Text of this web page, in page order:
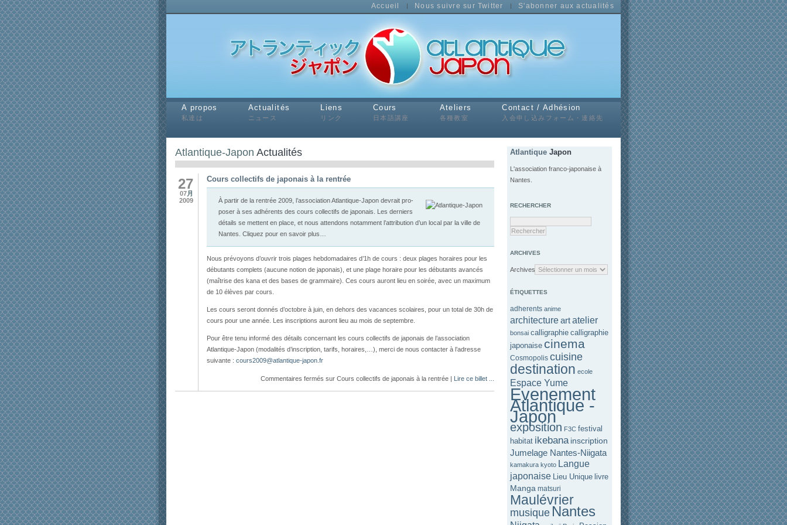
Accueil Nous suivre sur Twitter S'abonner aux actualités
A propos
私達は
Actualités
ニュース
Liens
リンク
Cours
日本語講座
Ateliers
各種教室
Contact / Adhésion
入会申し込みフォーム・連絡先
Atlantique-Japon Actualités
27
07月
2009
Cours collectifs de japonais à la rentrée
À par­tir de la ren­trée 2009, l’association Atlantique-​​Japon devrait pro­
poser à ses adhérents des cours col­lec­tifs de japon­ais. Les derniers
détails se met­tent en place, et nous atten­dons notam­ment l’attribution d’un local par la ville de
Nantes. Cliquez pour en savoir plus…
Nous prévoyons d’ouvrir trois plages heb­do­madaires d’1h de cours : deux plages horaires pour les
débu­tants com­plets (aucune notion de japon­ais), et une plage horaire pour les débu­tants avancés
(maîtrise des kana et des bases de gram­maire). Ces cours auront lieu en soirée, avec un max­i­mum
de 10 élèves par cours.
Les cours seront don­nés d’octobre à juin, en dehors des vacances sco­laires, pour un total de 30h de
cours pour une année. Les inscrip­tions auront lieu au mois de septembre.
Pour être tenu informé des détails con­cer­nant les cours col­lec­tifs de japon­ais de l’association
Atlantique-​​Japon (modal­ités d’inscription, tar­ifs, horaires,…), merci de nous con­tac­ter à l’adresse
suiv­ante : cours2​0​0​9​@​atlantique-​japon.​fr
Commentaires fermés sur Cours collectifs de japonais à la rentrée| Lire ce billet ...
Atlantique Japon
L'association franco-japonaise à
Nantes.
RECHERCHER
ARCHIVES
Archives
ÉTIQUETTES
adherents anime
architectureartatelier
bonsai calligraphie calligraphie
japonaise cinema
Cosmopolis cuisine
destination ecole
Espace Yume
Evenement
Atlantique -
Japon
exposition F3C festival
habitat ikebana inscription
Jumelage Nantes-Niigata
kamakura kyoto Langue
japonaise
Lieu Unique livre
Manga matsuri
Maulévrier
musique Nantes